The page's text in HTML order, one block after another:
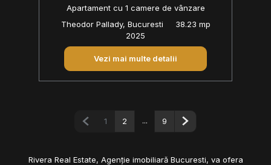
Apartament cu 1 camere de vânzare
Theodor Pallady, Bucuresti
38.23 mp
2025
Vezi mai multe detalii
Pagina anterioară
1 2 ... 9 Pagina următoare
Rivera Real Estate, Agenție imobiliară Bucuresti, va ofera